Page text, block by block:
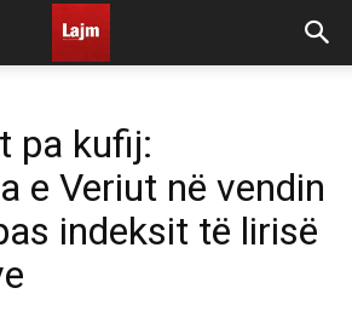
pa kufij:
e Veriut në vendin
indeksit të lirisë